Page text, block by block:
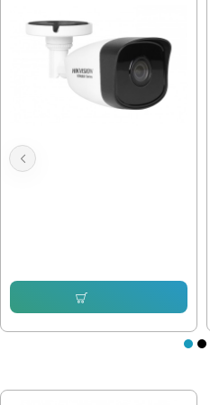
Hikvision HWI-B140H-M , 4mpx